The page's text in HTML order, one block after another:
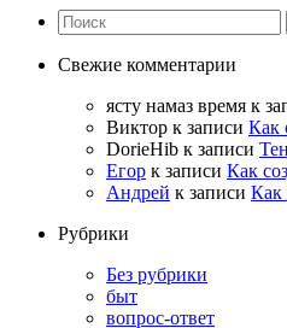
Свежие комментарии
ясту намаз время к
Виктор к записи Как
DorieHib к записи
Егор к записи Как
Андрей к записи Как
Рубрики
Без рубрики
быт
вопрос-ответ